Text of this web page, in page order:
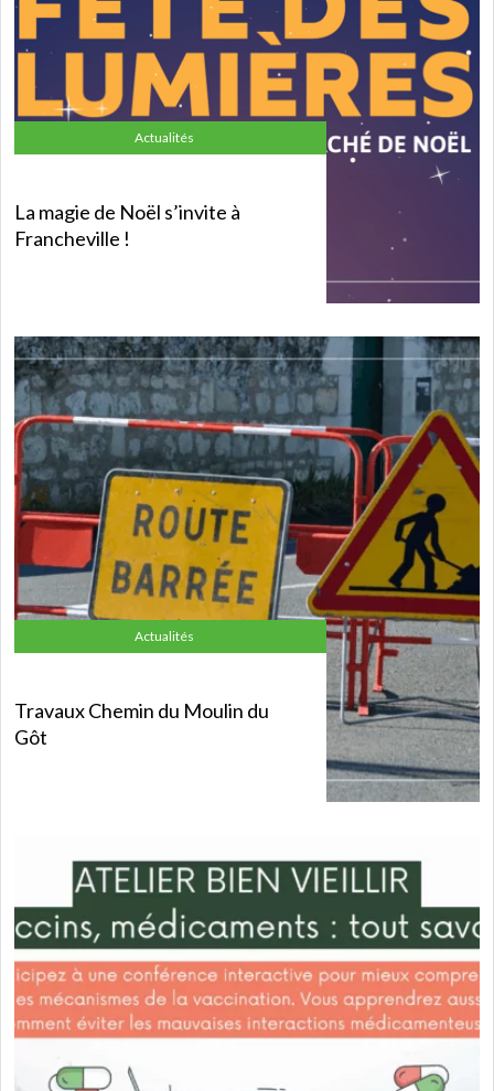
Actualités
La magie de Noël s’invite à
Francheville !
Actualités
Travaux Chemin du Moulin du
Gôt